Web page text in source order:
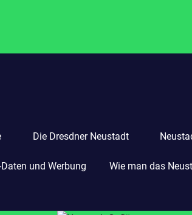
Die Dresdner Neustadt
und Werbung Wie man das